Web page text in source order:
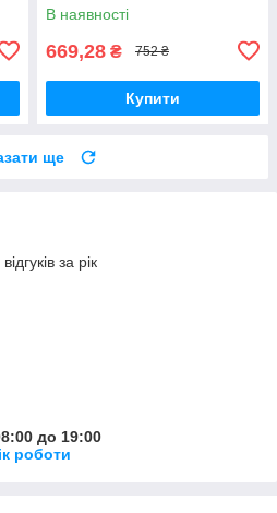
В наявності
669,28 ₴ 752 ₴
Купити
ще
за рік
до 19:00
роботи